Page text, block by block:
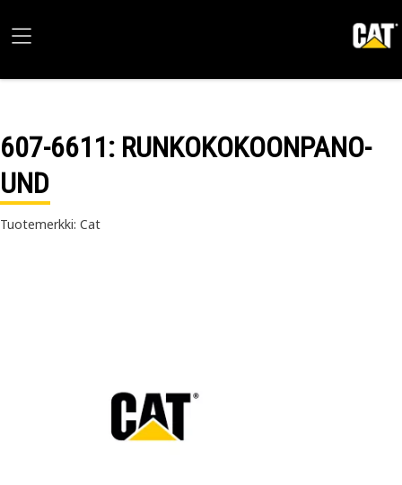
607-6611: RUNKOKOKOONPANO-
UND
Tuotemerkki: Cat